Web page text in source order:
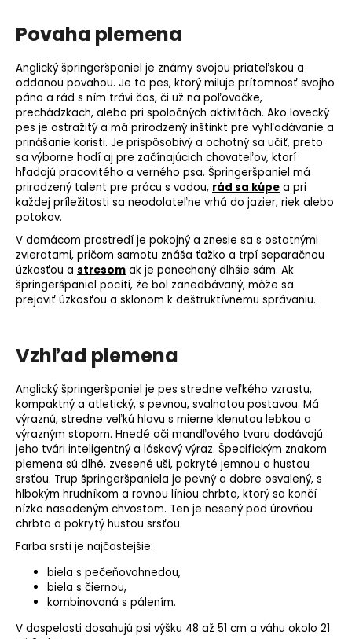
Povaha plemena
Anglický špringeršpaniel je známy svojou priateľskou a
oddanou povahou. Je to pes, ktorý miluje prítomnosť svojho
pána a rád s ním trávi čas, či už na poľovačke,
prechádzkach, alebo pri spoločných aktivitách. Ako lovecký
pes je ostražitý a má prirodzený inštinkt pre vyhľadávanie a
prinášanie koristi. Je prispôsobivý a ochotný sa učiť, preto
sa výborne hodí aj pre začínajúcich chovateľov, ktorí
hľadajú pracovitého a verného psa. Špringeršpaniel má
prirodzený talent pre prácu s vodou, rád sa kúpe a pri
každej príležitosti sa neodolateľne vrhá do jazier, riek alebo
potokov.
V domácom prostredí je pokojný a znesie sa s ostatnými
zvieratami, pričom samotu znáša ťažko a trpí separačnou
úzkosťou a stresom ak je ponechaný dlhšie sám. Ak
špringeršpaniel pocíti, že bol zanedbávaný, môže sa
prejaviť úzkosťou a sklonom k deštruktívnemu správaniu.
Vzhľad plemena
Anglický špringeršpaniel je pes stredne veľkého vzrastu,
kompaktný a atletický, s pevnou, svalnatou postavou. Má
výraznú, stredne veľkú hlavu s mierne klenutou lebkou a
výrazným stopom. Hnedé oči mandľového tvaru dodávajú
jeho tvári inteligentný a láskavý výraz. Špecifickým znakom
plemena sú dlhé, zvesené uši, pokryté jemnou a hustou
srsťou. Trup špringeršpaniela je pevný a dobre osvalený, s
hlbokým hrudníkom a rovnou líniou chrbta, ktorý sa končí
nízko nasadeným chvostom. Ten je nesený pod úrovňou
chrbta a pokrytý hustou srsťou.
Farba srsti je najčastejšie:
biela s pečeňovohnedou,
biela s čiernou,
kombinovaná s pálením.
V dospelosti dosahujú psi výšku 48 až 51 cm a váhu okolo 21